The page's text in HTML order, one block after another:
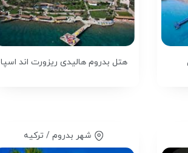
هتل بدروم هالیدی ریزورت اند اسپا
شهر بدروم / ترکیه